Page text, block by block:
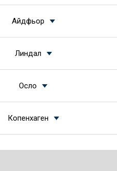
Айдфьор
Линдал
Осло
Копенхаген